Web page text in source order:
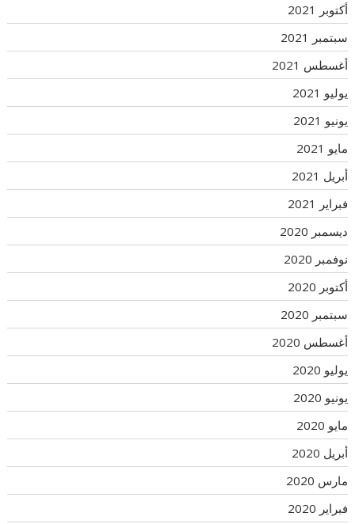
أكتوبر 2021
سبتمبر 2021
أغسطس 2021
يوليو 2021
يونيو 2021
مايو 2021
أبريل 2021
فبراير 2021
ديسمبر 2020
نوفمبر 2020
أكتوبر 2020
سبتمبر 2020
أغسطس 2020
يوليو 2020
يونيو 2020
مايو 2020
أبريل 2020
مارس 2020
فبراير 2020